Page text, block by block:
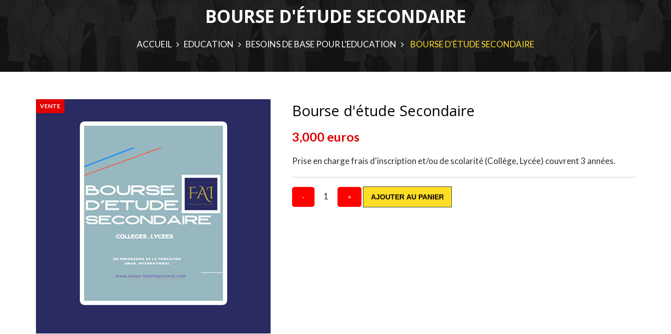
BOURSE D'ÉTUDE SECONDAIRE
ACCUEIL EDUCATION BESOINS DE BASE POUR L'EDUCATION BOURSE D'ÉTUDE SECONDAIRE
VENTE Bourse d'étude Secondaire
3,000 euros
Prise en charge frais d'inscription et/ou de scolarité (Collège, Lycée) couvrent 3 années.
- 1 + AJOUTER AU PANIER